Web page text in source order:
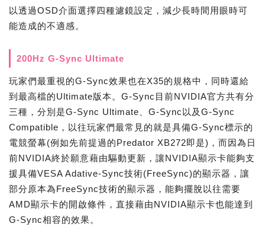
以透過OSD介面選擇四種濾鏡設定，減少長時間用眼時可
能造成的不適感。
200Hz G-Sync Ultimate
玩家們最重視的G-Sync效果也在X35的規格中，同時還給
到最高檔的Ultimate版本。G-Sync目前NVIDIA官方共有分
三種，分別是G-Sync Ultimate、G-Sync以及G-Sync
Compatible，以往玩家們最常見的就是具備G-Sync標示的
電競螢幕(例如先前提過的Predator XB272即是)，而因為日
前NVIDIA終於願意藉由驅動更新，讓NVIDIA顯示卡能夠支
援具備VESA Adative-Sync技術(FreeSync)的顯示器，讓
部分原本為FreeSync技術的顯示器，能夠擺脫以往需要
AMD顯示卡的開啟條件，直接藉由NVIDIA顯示卡也能達到
G-Sync相容的效果。